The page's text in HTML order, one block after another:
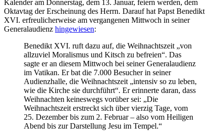
Kalender am Donnerstag, dem 13. Januar, feiern werden, dem
Oktavtag der Erscheinung des Herrn. Darauf hat Papst Benedikt
XVI. erfreulicherweise am vergangenen Mittwoch in seiner
Generalaudienz hingewiesen:
Benedikt XVI. ruft dazu auf, die Weihnachtszeit „von
allzuviel Moralismus und Kitsch zu befreien“. Das
sagte er an diesem Mittwoch bei seiner Generalaudienz
im Vatikan. Er bat die 7.000 Besucher in seiner
Audienzhalle, die Weihnachtszeit „intensiv so zu leben,
wie die Kirche sie durchführt“. Er erinnerte daran, dass
Weihnachten keineswegs vorüber sei: „Die
Weihnachtszeit erstreckt sich über vierzig Tage, vom
25. Dezember bis zum 2. Februar – also vom Heiligen
Abend bis zur Darstellung Jesu im Tempel.“